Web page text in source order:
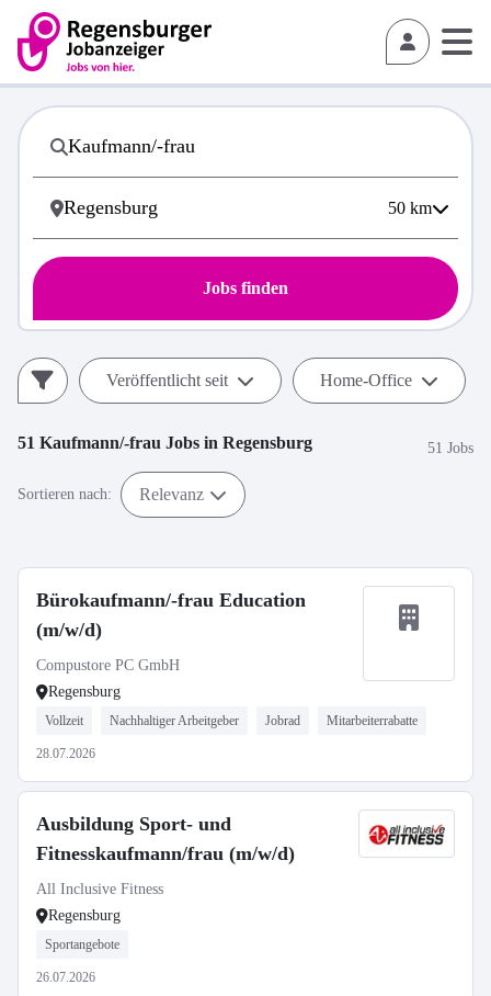
50 km
Jobs finden
Veröffentlicht seit Home-Office
51 Kaufmann/-frau Jobs in Regensburg 51 Jobs
Sortieren nach: Relevanz
Bürokaufmann/-frau Education
(m/w/d)
Compustore PC GmbH
Regensburg
Vollzeit Nachhaltiger Arbeitgeber Jobrad Mitarbeiterrabatte
28.07.2026
Ausbildung Sport- und
Fitnesskaufmann/frau (m/w/d)
All Inclusive Fitness
Regensburg
Sportangebote
26.07.2026